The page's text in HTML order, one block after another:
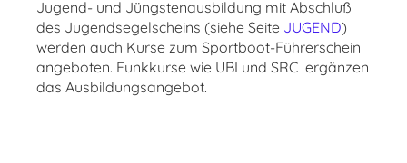
Jugend- und Jüngstenausbildung mit Abschluß
des Jugendsegelscheins (siehe Seite JUGEND)
werden auch Kurse zum Sportboot-Führerschein
angeboten. Funkkurse wie UBI und SRC ergänzen
das Ausbildungsangebot.